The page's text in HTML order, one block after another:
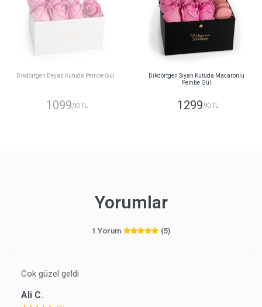
Dikdörtgen Beyaz Kutuda Pembe Gül
1099,90 TL
Dikdörtgen Siyah Kutuda Macaronlu
Pembe Gül
1299,90 TL
Yorumlar
1 Yorum (5)
Cok güzel geldi
Ali C.